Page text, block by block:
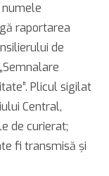
raportarea
de
Plicul sigilat
Central,
de curierat;
fi transmisă şi